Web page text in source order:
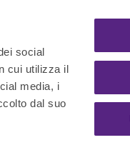
social
cui utilizza il
media, i
dal suo